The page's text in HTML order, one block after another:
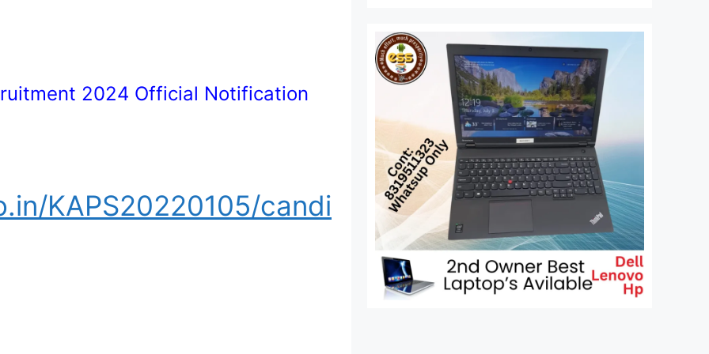
2024 Official Notification
KAPS20220105/candi